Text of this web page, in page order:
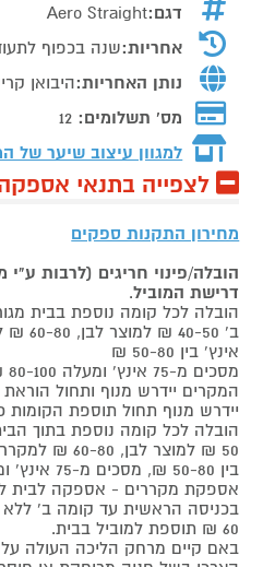
דגם:Aero Straight
אחריות:שנה בכפוף
נותן האחריות:היבואן
מס' תשלומים: 12
למגוון עיצוב שיער של
לצפייה בתנאי
מחירון התקנות ספקים
הובלה/פינוי חריגים (לרבות
דרישת המוביל.
הובלה לכל קומה נוספת בבית
אינץ' בין 50-80 ₪
המקרים יידרש מנוף ותחול
יידרש מנוף תחול תוספת
בין 50-80 ₪, מסכים מ-75 אינץ' ומעלה 80-100 ₪.
אספקת מקררים - אספקה לבית
בכניסה הראשית עד קומה ב' ללא
60 ₪ תוספת למוביל בבית.